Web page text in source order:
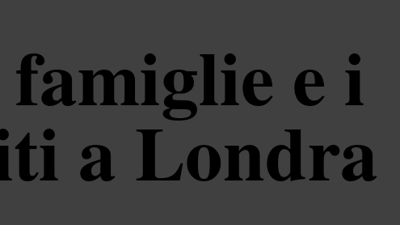
e i
a Londra